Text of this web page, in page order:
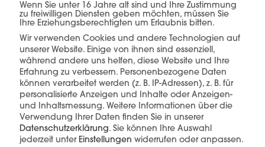
einer Hand.
mehr erfahren
Wenn Sie unter 16 Jahre alt sind und Ihre Zustimmung
zu freiwilligen Diensten geben möchten, müssen Sie
Ihre Erziehungsberechtigten um Erlaubnis bitten.
Wir verwenden Cookies und andere Technologien auf
unserer Website. Einige von ihnen sind essenziell,
während andere uns helfen, diese Website und Ihre
Erfahrung zu verbessern. Personenbezogene Daten
können verarbeitet werden (z. B. IP-Adressen), z. B. für
personalisierte Anzeigen und Inhalte oder Anzeigen-
und Inhaltsmessung. Weitere Informationen über die
Verwendung Ihrer Daten finden Sie in unserer
Datenschutzerklärung. Sie können Ihre Auswahl
jederzeit unter Einstellungen widerrufen oder anpassen.